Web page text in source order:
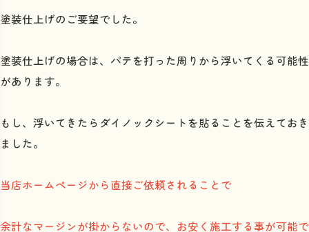
塗装仕上げのご要望でした。
塗装仕上げの場合は、パテを打った周りから浮いてくる可能性
があります。
もし、浮いてきたらダイノックシートを貼ることを伝えておき
ました。
当店ホームページから直接ご依頼されることで
余計なマージンが掛からないので、お安く施工する事が可能で